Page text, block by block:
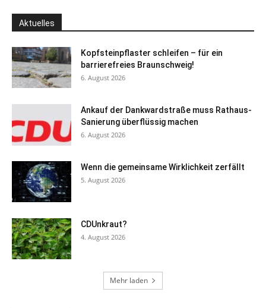
Aktuelles
Kopfsteinpflaster schleifen – für ein
barrierefreies Braunschweig!
6. August 2026
Ankauf der Dankwardstraße muss Rathaus-
Sanierung überflüssig machen
6. August 2026
Wenn die gemeinsame Wirklichkeit zerfällt
5. August 2026
CDUnkraut?
4. August 2026
Mehr laden